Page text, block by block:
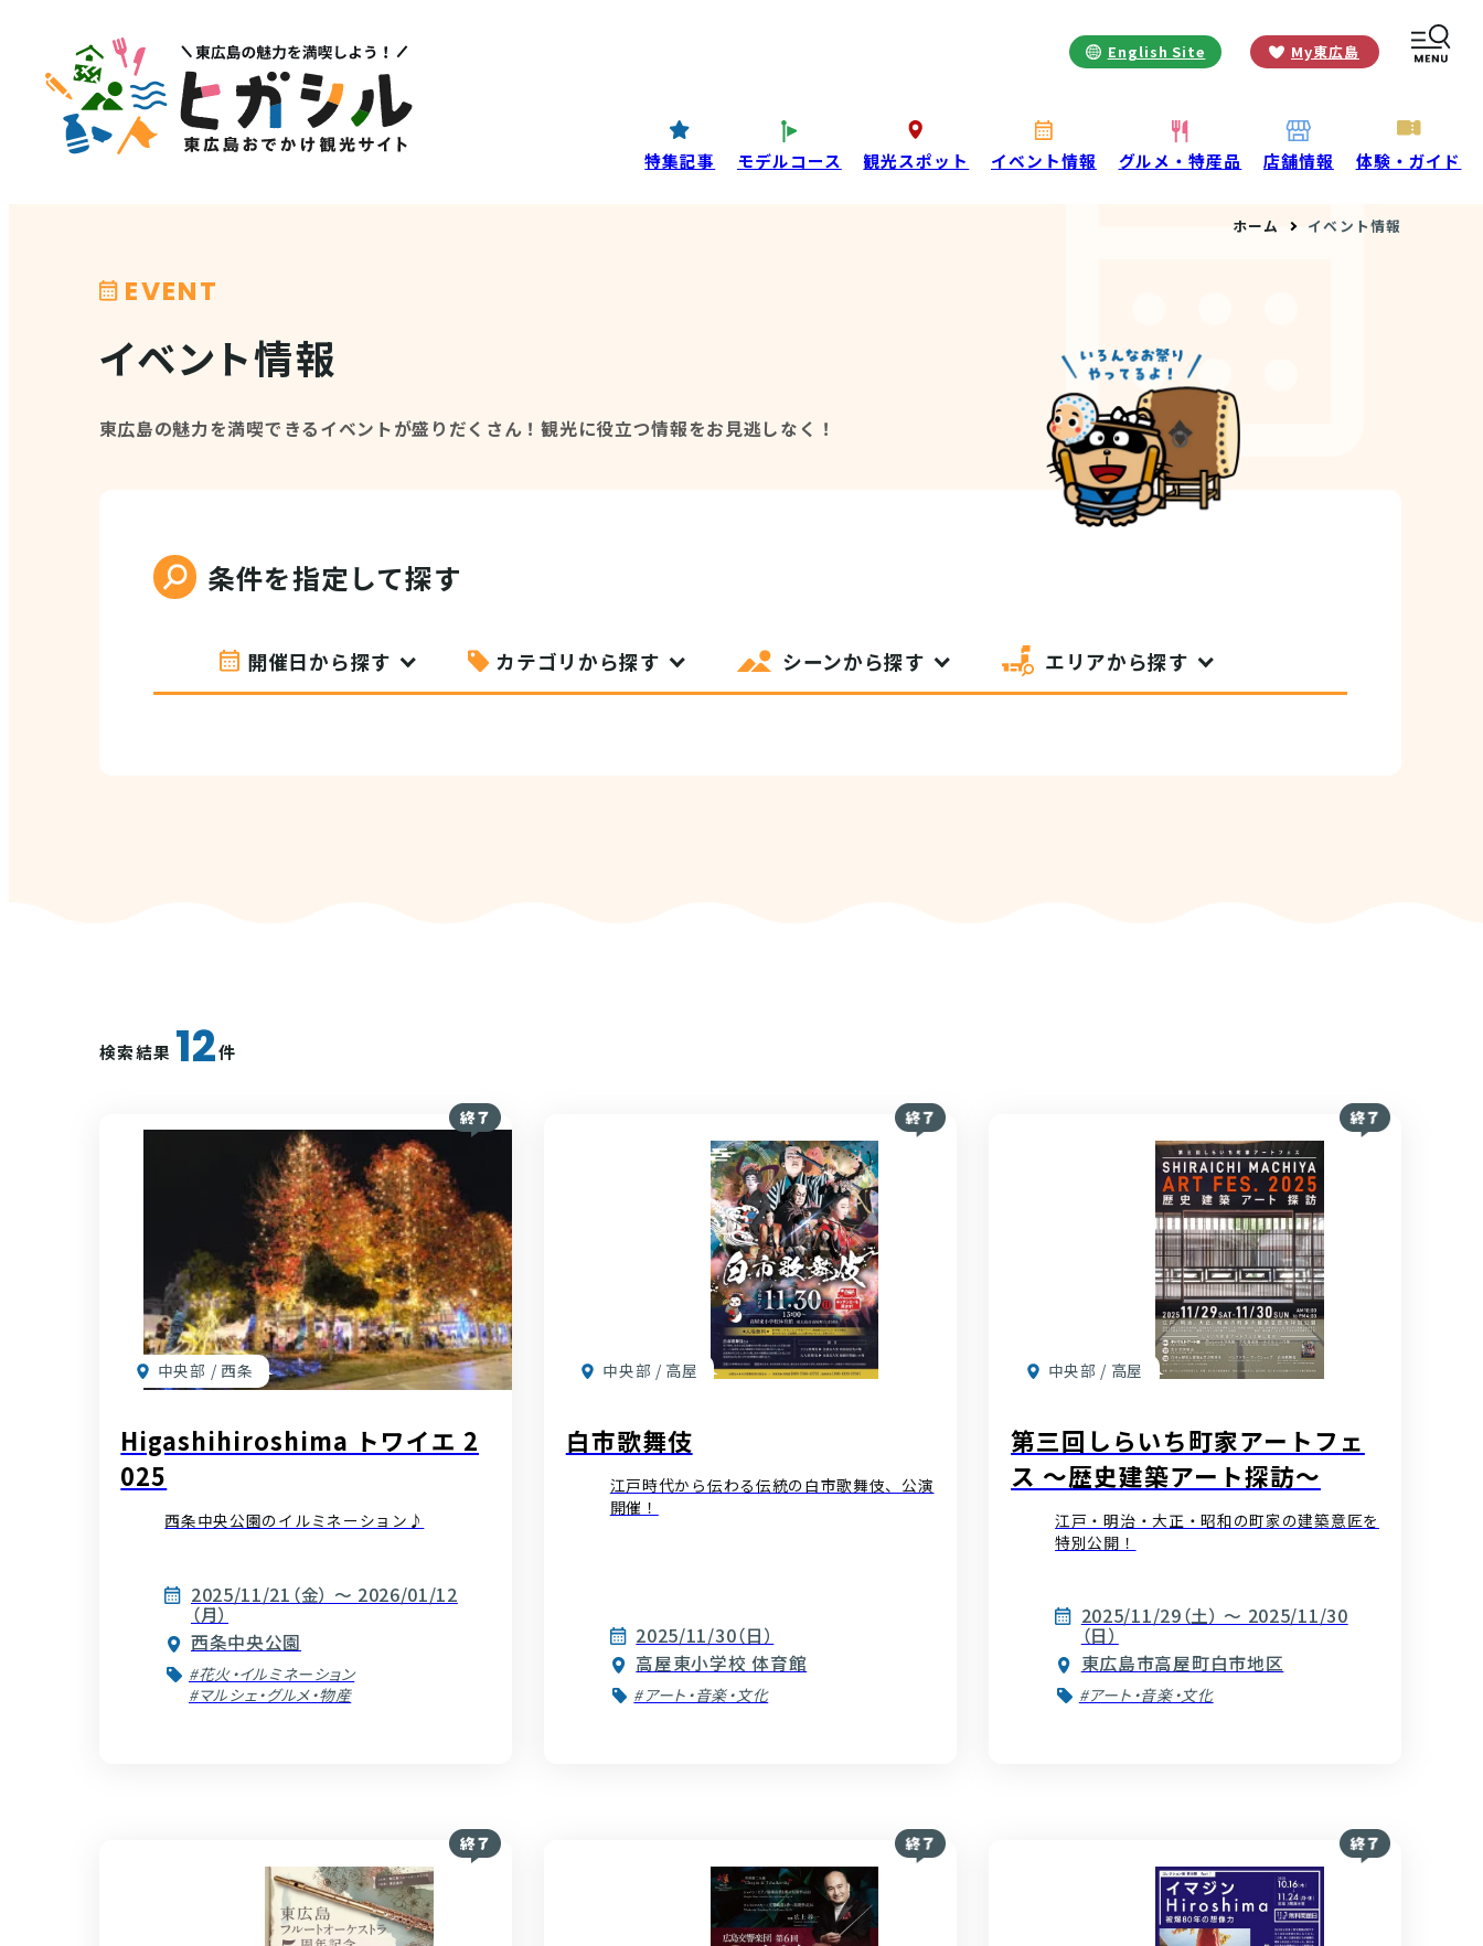
English Site My東広島
特集記事 モデルコース 観光スポット イベント情報 グルメ・特産品 店舗情報 体験・ガイド
ホーム イベント情報
EVENT
イベント情報
東広島の魅力を満喫できるイベントが盛りだくさん！観光に役立つ情報をお見逃しなく！
条件を指定して探す
開催日から探す カテゴリから探す シーンから探す エリアから探す
検索結果 12件
中央部 / 西条
Higashihiroshima トワイエ 2
025
西条中央公園のイルミネーション♪
2025/11/21（金） ～ 2026/01/12
（月）
西条中央公園
#花火・イルミネーション
#マルシェ・グルメ・物産
中央部 / 高屋
白市歌舞伎
江戸時代から伝わる伝統の白市歌舞伎、公演
開催！
2025/11/30（日）
高屋東小学校 体育館
#アート・音楽・文化
中央部 / 高屋
第三回しらいち町家アートフェ
ス 〜歴史建築アート探訪〜
江戸・明治・大正・昭和の町家の建築意匠を
特別公開！
2025/11/29（土） ～ 2025/11/30
（日）
東広島市高屋町白市地区
#アート・音楽・文化
メニュー
MENU
グルメ・特産品
店舗情報
西条酒蔵通り特設ページ 特集記事
お役立ち情報
お知らせ
酒蔵営業時間
観光マップダウンロード
観光に関するお問い合わせ
イベント情報掲載申込フォーム